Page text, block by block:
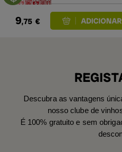
9,75 €
Descubra as vantagens
nosso clube de
É 100% gratuito e sem